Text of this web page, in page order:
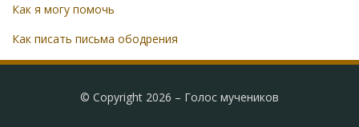
Как я могу помочь
Как писать письма ободрения
© Copyright 2026 – Голос мучеников